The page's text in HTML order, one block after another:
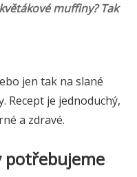
muffiny? Tak
jen tak na slané
Recept je jednoduchý,
a zdravé.
potřebujeme